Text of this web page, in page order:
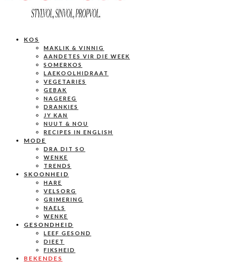
KOS
MAKLIK & VINNIG
AANDETES VIR DIE WEEK
SOMERKOS
LAEKOOLHIDRAAT
VEGETARIES
GEBAK
NAGEREG
DRANKIES
JY KAN
NUUT & NOU
RECIPES IN ENGLISH
MODE
DRA DIT SO
WENKE
TRENDS
SKOONHEID
HARE
VELSORG
GRIMERING
NAELS
WENKE
GESONDHEID
LEEF GESOND
DIEET
FIKSHEID
BEKENDES